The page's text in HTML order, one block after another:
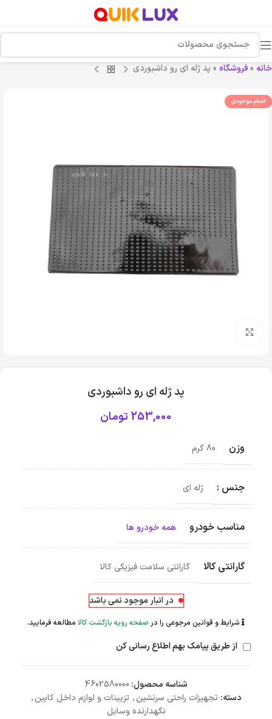
خانه »فروشگاه » پد ژله ای رو داشبوردی
اتمام موجودی
پد ژله ای رو داشبوردی
253,000 تومان
وزن 80 گرم
جنس : ژله ای
مناسب خودرو همه خودرو ها
گارانتی کالا گارانتی سلامت فیزیکی کالا
در انبار موجود نمی باشد
شرایط و قوانین مرجوعی را در صفحه رویه بازگشت کالا مطالعه فرمایید.
از طریق پیامک بهم اطلاع رسانی کن
شناسه محصول: 4602580000
دسته: تجهیزات راحتی سرنشین, تزیینات و لوازم داخل کابین,
نگهدارنده وسایل